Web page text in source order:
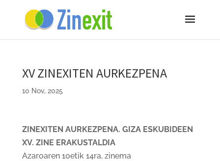
XV ZINEXITEN AURKEZPENA
10 Nov, 2025
ZINEXITEN AURKEZPENA. GIZA ESKUBIDEEN
XV. ZINE ERAKUSTALDIA
Azaroaren 10etik 14ra, zinema